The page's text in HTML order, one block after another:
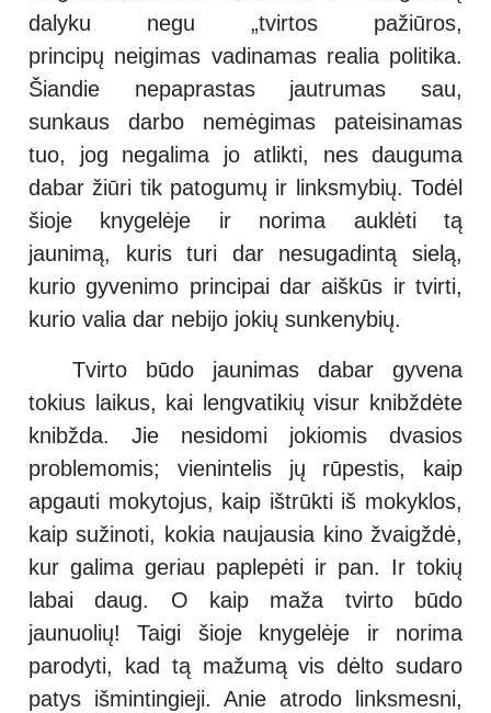
dalyku negu „tvirtos pažiūros,
principų neigimas vadinamas realia politika.
Šiandie nepaprastas jautrumas sau,
sunkaus darbo nemėgimas pateisinamas
tuo, jog negalima jo atlikti, nes dauguma
dabar žiūri tik patogumų ir linksmybių. Todėl
šioje knygelėje ir norima auklėti tą
jaunimą, kuris turi dar nesugadintą sielą,
kurio gyvenimo principai dar aiškūs ir tvirti,
kurio valia dar nebijo jokių sunkenybių.
Tvirto būdo jaunimas dabar gyvena
tokius laikus, kai lengvatikių visur knibždėte
knibžda. Jie nesidomi jokiomis dvasios
problemomis; vienintelis jų rūpestis, kaip
apgauti mokytojus, kaip ištrūkti iš mokyklos,
kaip sužinoti, kokia naujausia kino žvaigždė,
kur galima geriau paplepėti ir pan. Ir tokių
labai daug. O kaip maža tvirto būdo
jaunuolių! Taigi šioje knygelėje ir norima
parodyti, kad tą mažumą vis dėlto sudaro
patys išmintingieji. Anie atrodo linksmesni,